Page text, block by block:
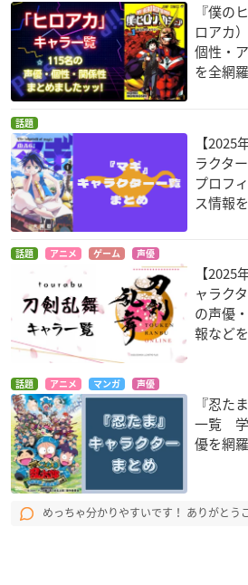
『僕の
ロアカ
個性・
を全網羅
話題
【
ラクタ
プロフ
ス情報
話題 アニメ ゲーム 声優
【
ャラク
の声優
報など
話題 アニメ マンガ 声優
『忍た
一覧 学
優を網羅
めっちゃ分かりやすいです！ ありがとう